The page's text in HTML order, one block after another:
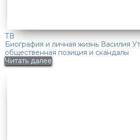
ТВ
Биография и личная жизнь Василия
общественная позиция и скандалы
Читать далее